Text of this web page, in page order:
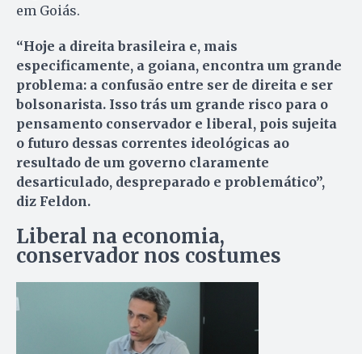
em Goiás.
“Hoje a direita brasileira e, mais
especificamente, a goiana, encontra um grande
problema: a confusão entre ser de direita e ser
bolsonarista. Isso trás um grande risco para o
pensamento conservador e liberal, pois sujeita
o futuro dessas correntes ideológicas ao
resultado de um governo claramente
desarticulado, despreparado e problemático”,
diz Feldon.
Liberal na economia,
conservador nos costumes